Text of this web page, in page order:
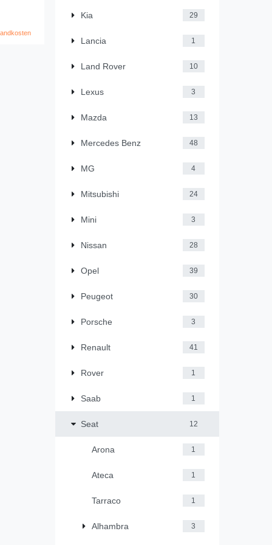
Kia 29
Lancia 1
Land Rover 10
Lexus 3
Mazda 13
Mercedes Benz 48
MG 4
Mitsubishi 24
Mini 3
Nissan 28
Opel 39
Peugeot 30
Porsche 3
Renault 41
Rover 1
Saab 1
Seat 12
Arona 1
Ateca 1
Tarraco 1
Alhambra 3